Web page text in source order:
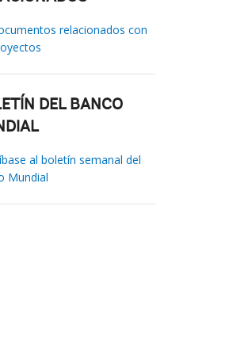
relacionados con
DEL BANCO
al boletín semanal del
Mundial